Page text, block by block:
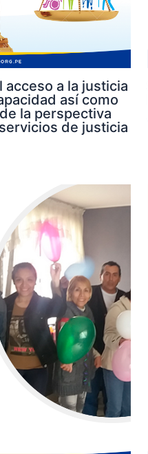
acceso a la justicia
así como
la perspectiva
de justicia